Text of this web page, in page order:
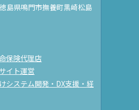
島県鳴門市撫養町黒崎松島
保険代理店
イト運営
システム開発・DX支援・経